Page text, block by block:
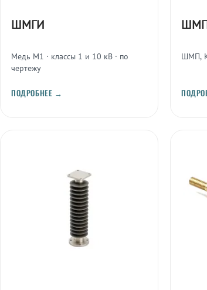
ШМГИ
Медь М1 · классы 1 и 10 кВ · по
чертежу
ПОДРОБНЕЕ →
ШМП,